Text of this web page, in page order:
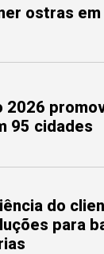
ostras em
2026
95 cidades
do
para